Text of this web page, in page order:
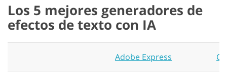
Los 5 mejores generadores de
efectos de texto con IA
Adobe Express